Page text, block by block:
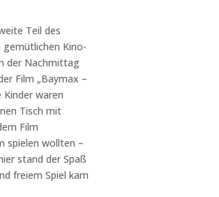
Teil des
gemütlichen Kino-
der Nachmittag
Film „Baymax –
waren
Tisch mit
Film
spielen wollten –
stand der Spaß
freiem Spiel kam